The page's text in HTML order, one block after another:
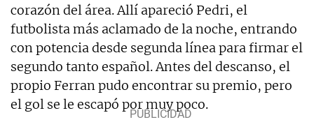
corazón del área. Allí apareció Pedri, el
futbolista más aclamado de la noche, entrando
con potencia desde segunda línea para firmar el
segundo tanto español. Antes del descanso, el
propio Ferran pudo encontrar su premio, pero
el gol se le escapó por muy poco.